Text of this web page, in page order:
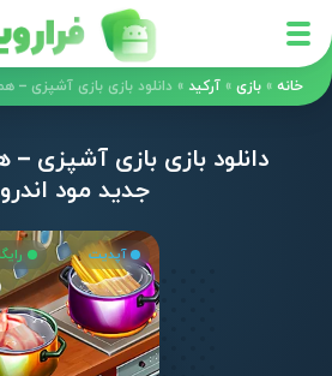
خانه » بازی » آرکید » دانلود بازی بازی آشپزی –
دانلود بازی بازی آشپزی –
جدید مود
آپدیت